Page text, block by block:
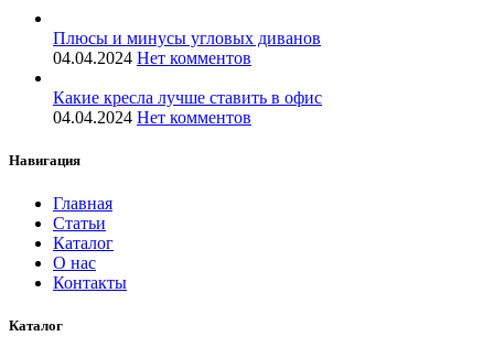
Плюсы и минусы угловых диванов
04.04.2024 Нет комментов
Какие кресла лучше ставить в офис
04.04.2024 Нет комментов
Навигация
Главная
Статьи
Каталог
О нас
Контакты
Каталог